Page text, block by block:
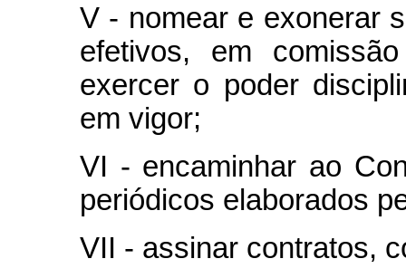
V - nomear e exonerar
efetivos, em
exercer o poder
em vigor;
VI - encaminhar ao
periódicos elaborados
VII - assinar contratos,